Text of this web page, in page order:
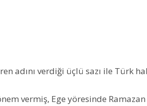
adını verdiği üçlü sazı ile Türk
vermiş, Ege yöresinde Ramazan